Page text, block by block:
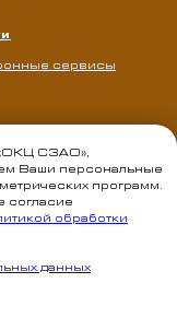
СЗАО»,
Ваши персональные
программ.
согласие
обработки
данных
сервисы